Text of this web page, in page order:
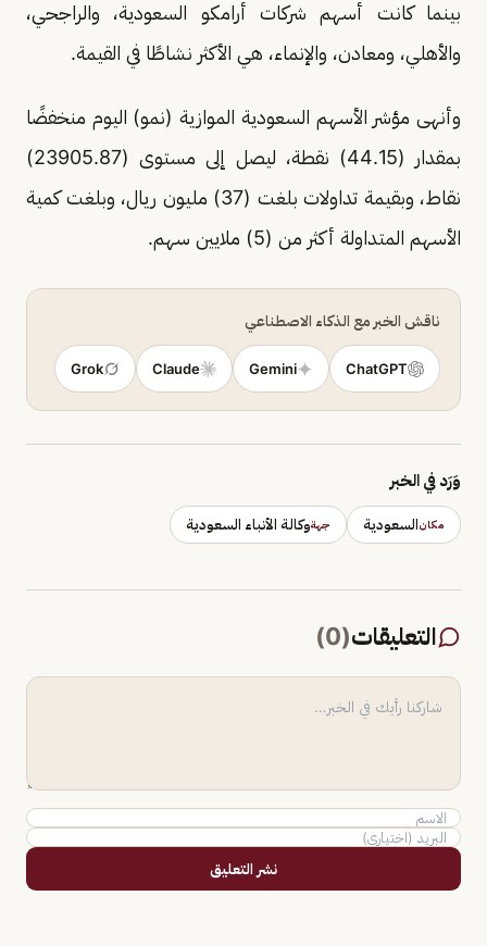
بينما كانت أسهم شركات أرامكو السعودية، والراجحي،
والأهلي، ومعادن، والإنماء، هي الأكثر نشاطًا في القيمة.
وأنهى مؤشر الأسهم السعودية الموازية (نمو) اليوم منخفضًا
بمقدار (44.15) نقطة، ليصل إلى مستوى (23905.87)
نقاط، وبقيمة تداولات بلغت (37) مليون ريال، وبلغت كمية
الأسهم المتداولة أكثر من (5) ملايين سهم.
ناقش الخبر مع الذكاء الاصطناعي
ChatGPT
Gemini
Claude
Grok
وَرَد في الخبر
مكانالسعودية جهةوكالة الأنباء السعودية
التعليقات(
0
)
نشر التعليق